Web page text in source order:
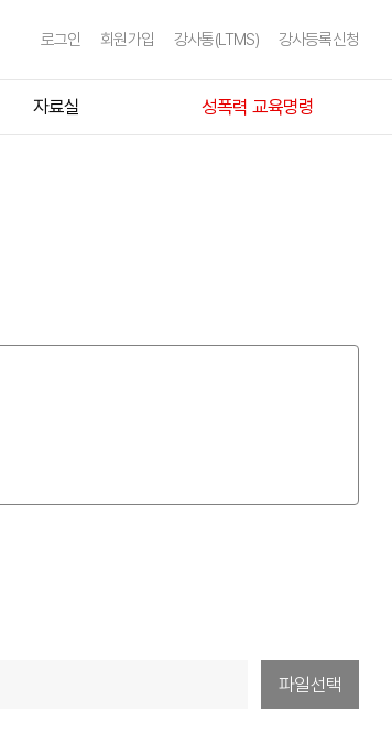
로그인 회원가입 강사통(LTMS) 강사등록신청
자료실 성폭력 교육명령
파일선택